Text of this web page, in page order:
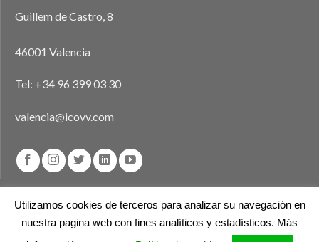
Guillem de Castro, 8
46001 Valencia
Tel: +34 96 399 03 30
valencia@icovv.com
Aviso legal Política de privacidad Política de cookies
Utilizamos cookies de terceros para analizar su navegación en
nuestra pagina web con fines analíticos y estadísticos. Más